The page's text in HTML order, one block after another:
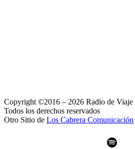
Copyright ©2016 – 2026 Radio de Viaje
Todos los derechos reservados
Otro Sitio de Los Cabrera Comunicación
Spotify